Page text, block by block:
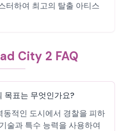
터하여 최고의 탈출 아티스
City 2 FAQ
표는 무엇인가요?
동적인 도시에서 경찰을 피하
술과 특수 능력을 사용하여